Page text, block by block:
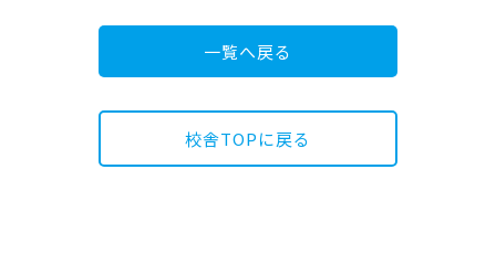
一覧へ戻る
校舎TOPに戻る